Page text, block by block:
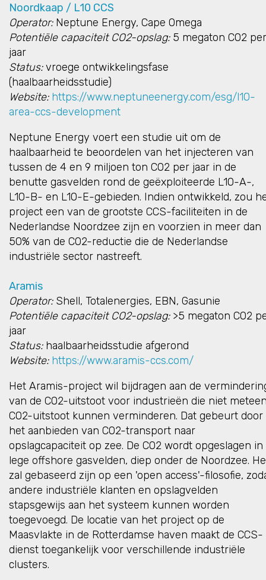
Noordkaap / L10 CCS
Operator: Neptune Energy, Cape Omega
Potentiële capaciteit CO2-opslag:5 megaton CO2 per
jaar
Status:vroege ontwikkelingsfase
(haalbaarheidsstudie)
Website: https://www.neptuneenergy.com/esg/l10-
area-ccs-development
Neptune Energy voert een studie uit om de
haalbaarheid te beoordelen van het injecteren van
tussen de 4 en 9 miljoen ton CO2 per jaar in de
benutte gasvelden rond de geëxploiteerde L10-A-,
L10-B- en L10-E-gebieden. Indien ontwikkeld, zou
project een van de grootste CCS-faciliteiten in de
Nederlandse Noordzee zijn en voorzien in meer dan
50% van de CO2-reductie die de Nederlandse
industriële sector nastreeft.
Aramis
Operator: Shell, Totalenergies, EBN, Gasunie
Potentiële capaciteit CO2-opslag:>5 megaton CO2
jaar
Status:haalbaarheidsstudie afgerond
Website: https://www.aramis-ccs.com/
Het Aramis-project wil bijdragen aan de
van de CO2-uitstoot voor industrieën die niet
CO2-uitstoot kunnen verminderen. Dat gebeurt door
het aanbieden van CO2-transport naar
opslagcapaciteit op zee. De CO2 wordt opgeslagen in
lege offshore gasvelden, diep onder de Noordzee.
zal gebaseerd zijn op een 'open access'-filosofie,
andere industriële klanten en opslagvelden
stapsgewijs aan het systeem kunnen worden
toegevoegd. De locatie van het project op de
Maasvlakte in de Rotterdamse haven maakt de CCS-
dienst toegankelijk voor verschillende industriële
clusters.